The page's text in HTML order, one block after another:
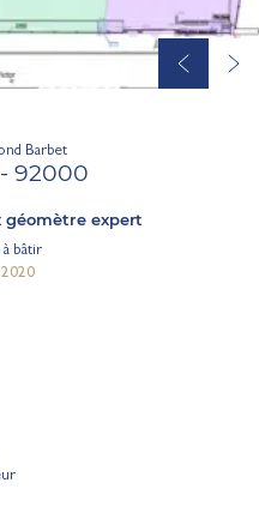
Barbet
92000
expert
à bâtir